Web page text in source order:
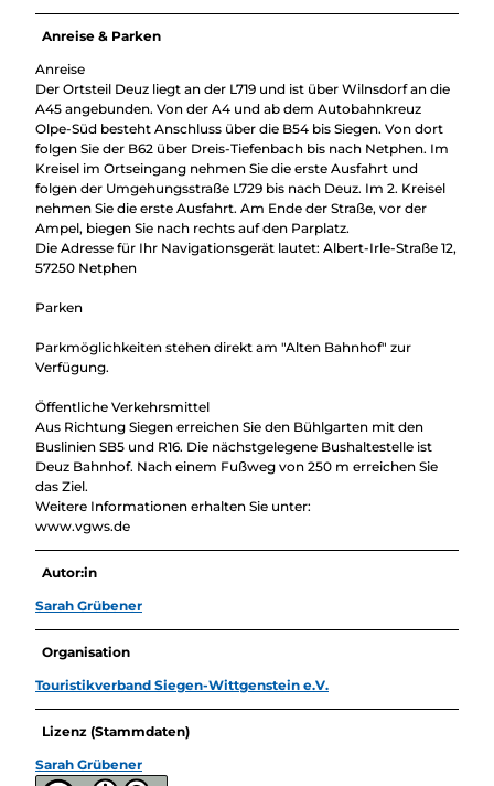
Anreise & Parken
Anreise
Der Ortsteil Deuz liegt an der L719 und ist über Wilnsdorf an die
A45 angebunden. Von der A4 und ab dem Autobahnkreuz
Olpe-Süd besteht Anschluss über die B54 bis Siegen. Von dort
folgen Sie der B62 über Dreis-Tiefenbach bis nach Netphen. Im
Kreisel im Ortseingang nehmen Sie die erste Ausfahrt und
folgen der Umgehungsstraße L729 bis nach Deuz. Im 2. Kreisel
nehmen Sie die erste Ausfahrt. Am Ende der Straße, vor der
Ampel, biegen Sie nach rechts auf den Parplatz.
Die Adresse für Ihr Navigationsgerät lautet: Albert-Irle-Straße 12,
57250 Netphen
Parken
Parkmöglichkeiten stehen direkt am "Alten Bahnhof" zur
Verfügung.
Öffentliche Verkehrsmittel
Aus Richtung Siegen erreichen Sie den Bühlgarten mit den
Buslinien SB5 und R16. Die nächstgelegene Bushaltestelle ist
Deuz Bahnhof. Nach einem Fußweg von 250 m erreichen Sie
das Ziel.
Weitere Informationen erhalten Sie unter:
www.vgws.de
Autor:in
Sarah Grübener
Organisation
Touristikverband Siegen-Wittgenstein e.V.
Lizenz (Stammdaten)
Sarah Grübener